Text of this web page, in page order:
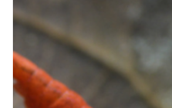
5 mai 2025
2 min de lecture
Les crevettes
: des expertes en
Découvrez comment les crevettes